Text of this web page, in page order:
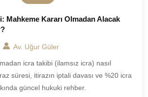
Mahkeme Kararı Olmadan Alacak
Av. Uğur Güler
icra takibi (ilamsız icra) nasıl
süresi, itirazın iptali davası ve %20 icra
güncel hukuki rehber.